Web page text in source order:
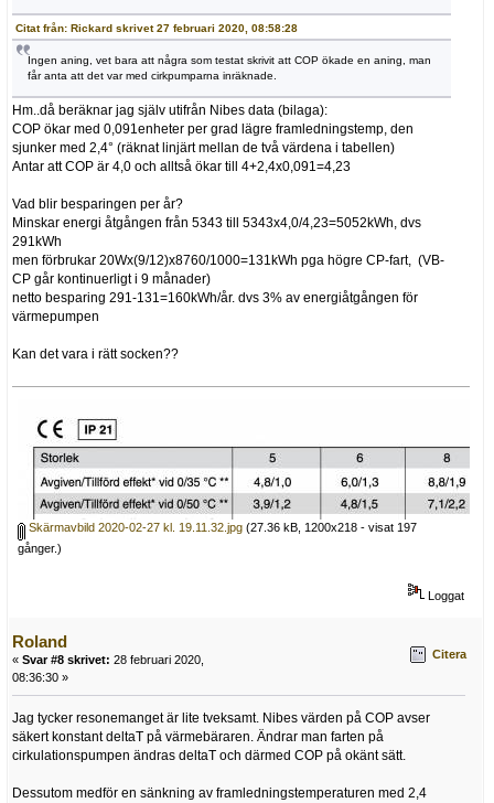
Citat från: Rickard skrivet 27 februari 2020, 08:58:28
Ingen aning, vet bara att några som testat skrivit att COP ökade en aning, man
får anta att det var med cirkpumparna inräknade.
Hm..då beräknar jag själv utifrån Nibes data (bilaga):
COP ökar med 0,091enheter per grad lägre framledningstemp, den
sjunker med 2,4° (räknat linjärt mellan de två värdena i tabellen)
Antar att COP är 4,0 och alltså ökar till 4+2,4x0,091=4,23
Vad blir besparingen per år?
Minskar energi åtgången från 5343 till 5343x4,0/4,23=5052kWh, dvs
291kWh
men förbrukar 20Wx(9/12)x8760/1000=131kWh pga högre CP-fart, (VB-
CP går kontinuerligt i 9 månader)
netto besparing 291-131=160kWh/år. dvs 3% av energiåtgången för
värmepumpen
Kan det vara i rätt socken??
Skärmavbild 2020-02-27 kl. 19.11.32.jpg (27.36 kB, 1200x218 - visat 197
gånger.)
Loggat
Roland
« Svar #8 skrivet: 28 februari 2020,
08:36:30 »
Citera
Jag tycker resonemanget är lite tveksamt. Nibes värden på COP avser
säkert konstant deltaT på värmebäraren. Ändrar man farten på
cirkulationspumpen ändras deltaT och därmed COP på okänt sätt.
Dessutom medför en sänkning av framledningstemperaturen med 2,4